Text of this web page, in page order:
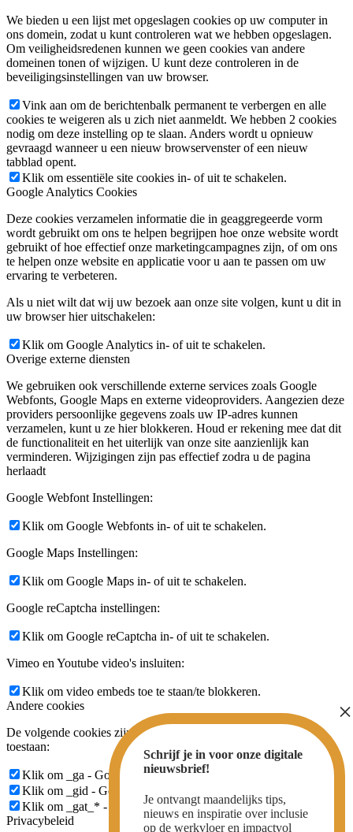
We bieden u een lijst met opgeslagen cookies op uw computer in
ons domein, zodat u kunt controleren wat we hebben opgeslagen.
Om veiligheidsredenen kunnen we geen cookies van andere
domeinen tonen of wijzigen. U kunt deze controleren in de
beveiligingsinstellingen van uw browser.
Vink aan om de berichtenbalk permanent te verbergen en alle
cookies te weigeren als u zich niet aanmeldt. We hebben 2 cookies
nodig om deze instelling op te slaan. Anders wordt u opnieuw
gevraagd wanneer u een nieuw browservenster of een nieuw
tabblad opent.
Klik om essentiële site cookies in- of uit te schakelen.
Google Analytics Cookies
Deze cookies verzamelen informatie die in geaggregeerde vorm
wordt gebruikt om ons te helpen begrijpen hoe onze website wordt
gebruikt of hoe effectief onze marketingcampagnes zijn, of om ons
te helpen onze website en applicatie voor u aan te passen om uw
ervaring te verbeteren.
Als u niet wilt dat wij uw bezoek aan onze site volgen, kunt u dit in
uw browser hier uitschakelen:
Klik om Google Analytics in- of uit te schakelen.
Overige externe diensten
We gebruiken ook verschillende externe services zoals Google
Webfonts, Google Maps en externe videoproviders. Aangezien deze
providers persoonlijke gegevens zoals uw IP-adres kunnen
verzamelen, kunt u ze hier blokkeren. Houd er rekening mee dat dit
de functionaliteit en het uiterlijk van onze site aanzienlijk kan
verminderen. Wijzigingen zijn pas effectief zodra u de pagina
herlaadt
Google Webfont Instellingen:
Klik om Google Webfonts in- of uit te schakelen.
Google Maps Instellingen:
Klik om Google Maps in- of uit te schakelen.
Google reCaptcha instellingen:
Klik om Google reCaptcha in- of uit te schakelen.
Vimeo en Youtube video's insluiten:
Klik om video embeds toe te staan/te blokkeren.
Andere cookies
De volgende cookies zijn ook nodig - U kunt kiezen of u ze wilt
toestaan:
Klik om _ga - Google Analytics Cookie in/uit te schakelen.
Klik om _gid - Google Analytics Cookie in/uit te schakelen.
Klik om _gat_* - Google Analytics Cookie in/uit te schakelen.
Privacybeleid
Schrijf je in voor onze digitale
nieuwsbrief!
Je ontvangt maandelijks tips,
nieuws en inspiratie over inclusie
op de werkvloer en impactvol